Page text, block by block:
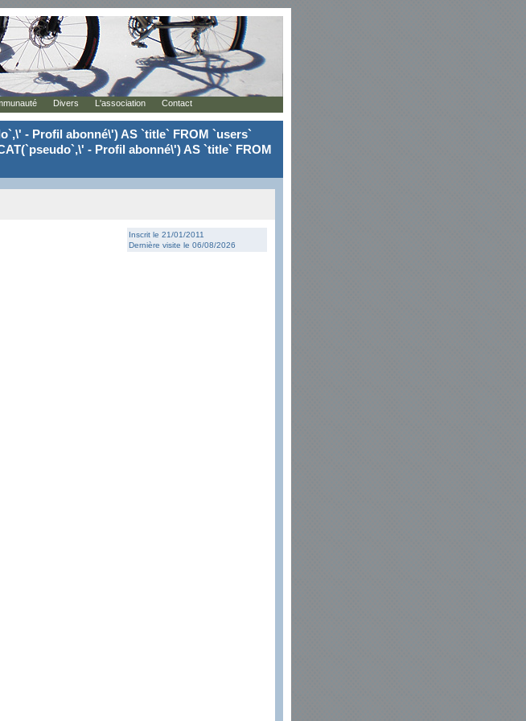
- Profil abonné\') AS `title` FROM `users`
- Profil abonné\') AS `title` FROM
Inscrit le 21/01/2011
Dernière visite le 06/08/2026
Divers L'association Contact